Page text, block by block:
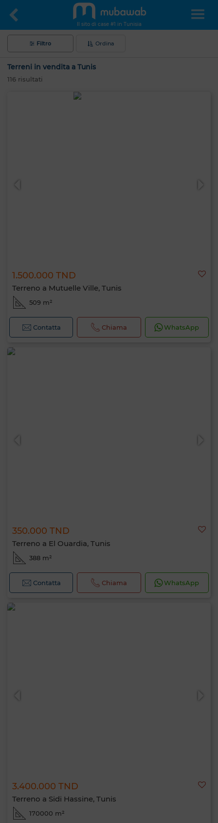
Il sito di case #1 in Tunisia
Filtro Ordina
Terreni in vendita a Tunis
116 risultati
1.500.000 TND
Terreno a Mutuelle Ville, Tunis
509 m²
Contatta Chiama WhatsApp
350.000 TND
Terreno a El Ouardia, Tunis
388 m²
Contatta Chiama WhatsApp
3.400.000 TND
Terreno a Sidi Hassine, Tunis
170000 m²